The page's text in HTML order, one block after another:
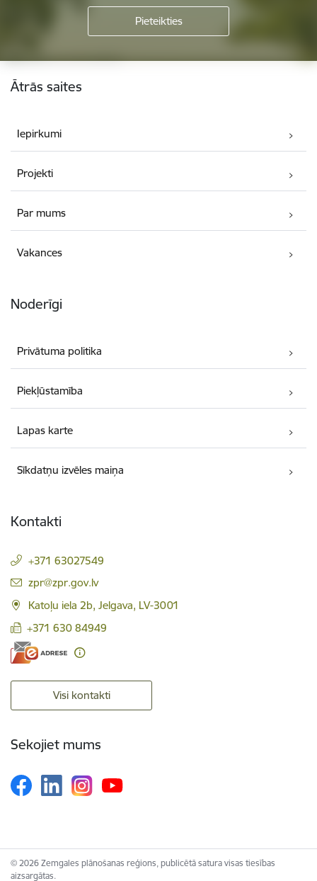
Kājene
Ātrās saites
Iepirkumi
Projekti
Par mums
Vakances
Noderīgi
Privātuma politika
Piekļūstamība
Lapas karte
Sīkdatņu izvēles maiņa
Kontakti
+371 63027549
E-pasts:
zpr@zpr.gov.lv
Katoļu iela 2b, Jelgava, LV-3001
+371 630 84949
Visi kontakti
Sekojiet mums
© 2026 Zemgales plānošanas reģions, publicētā satura visas tiesības
aizsargātas.